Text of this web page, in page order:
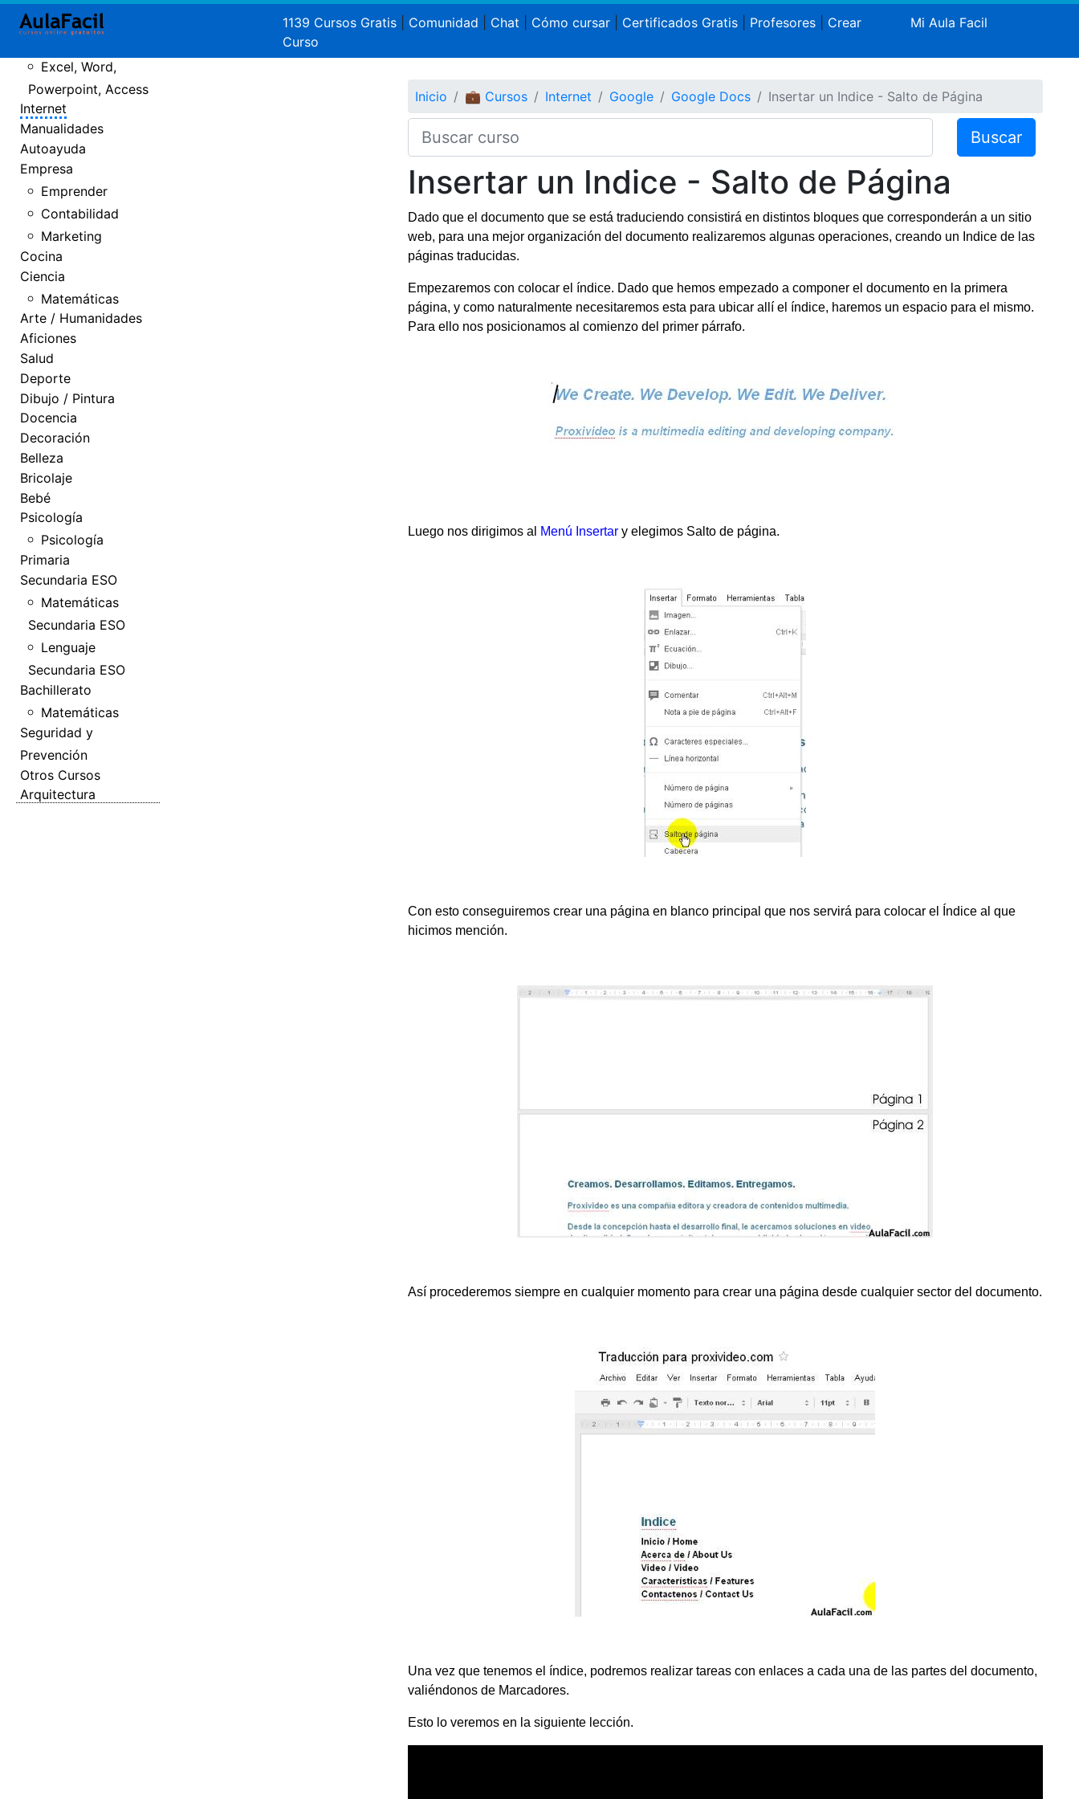
1139 Cursos Gratis Comunidad Chat Cómo cursar| Certificados Gratis| Profesores| Crear
Curso
Mi Aula Facil
Crear Páginas
Excel, Word,
Powerpoint, Access
Internet
Manualidades
Autoayuda
Empresa
Emprender
Contabilidad
Marketing
Cocina
Ciencia
Matemáticas
Arte / Humanidades
Aficiones
Salud
Deporte
Dibujo / Pintura
Docencia
Decoración
Belleza
Bricolaje
Bebé
Psicología
Psicología
Primaria
Secundaria ESO
Matemáticas
Secundaria ESO
Lenguaje
Secundaria ESO
Bachillerato
Matemáticas
Seguridad y
Prevención
Otros Cursos
Arquitectura
Inicio 💼 Cursos Internet Google Google Docs Insertar un Indice - Salto de Página
Buscar
Insertar un Indice - Salto de Página
Dado que el documento que se está traduciendo consistirá en distintos bloques que corresponderán a un sitio
web, para una mejor organización del documento realizaremos algunas operaciones, creando un Indice de las
páginas traducidas.
Empezaremos con colocar el índice. Dado que hemos empezado a componer el documento en la primera
página, y como naturalmente necesitaremos esta para ubicar allí el índice, haremos un espacio para el mismo.
Para ello nos posicionamos al comienzo del primer párrafo.
Luego nos dirigimos al Menú Insertary elegimos Salto de página.
Con esto conseguiremos crear una página en blanco principal que nos servirá para colocar el Índice al que
hicimos mención.
Así procederemos siempre en cualquier momento para crear una página desde cualquier sector del documento.
Una vez que tenemos el índice, podremos realizar tareas con enlaces a cada una de las partes del documento,
valiéndonos de Marcadores.
Esto lo veremos en la siguiente lección.